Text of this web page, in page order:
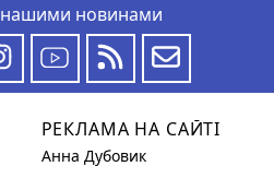
нашими новинами
РЕКЛАМА НА САЙТІ
Анна Дубовик